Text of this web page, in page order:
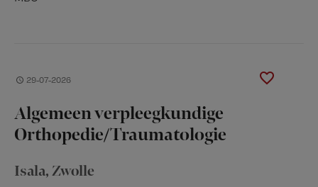
29-07-2026
Algemeen verpleegkundige
Orthopedie/Traumatologie
Isala, Zwolle